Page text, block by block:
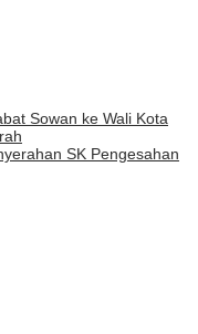
Sowan ke Wali Kota
SK Pengesahan